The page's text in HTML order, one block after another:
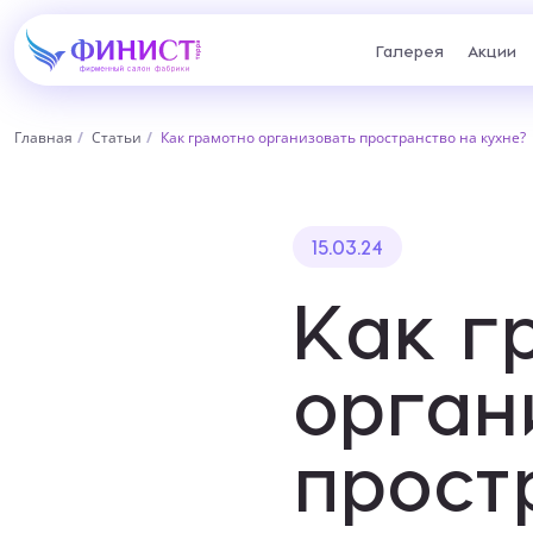
Галерея Акции
Главная Статьи Как грамотно организовать пространство на кухне?
15.03.24
Как
Ваш город
Нижний Тагил, пр. Ленина,